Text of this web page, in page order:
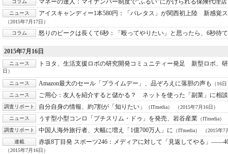
コラム マネーの達人： マイナンバー制度で“ふるい”にかけられる保険代理店
ニュース
アイスキャンディー1本580円： 「パレタス」が関西初上陸 新感覚
（2015年7月17日）
コラム
怒りのピークは長くて6秒： 「殴ってやりたい」と思ったら、6秒待て
2015年7月16日
ニュース
トヨタ、生活支援ロボの研究開発コミュニティー発足 新型ロボ、
日）
ニュース Amazon最大のセール「プライムデー」、品ぞろえに落胆の声も
（16
ニュース
ご用心： 友人を紹介すると儲かる？ ネットを使った「副業」に相
調査リポート 自分自身の情報、約7割が「知りたい」 （ITmedia）
（2015年7月16日）
ニュース
うす型小型コンロ「プチスリム・ドゥ」を発売、岩谷産業 （ITmedia）
調査リポート
中国人海外旅行者、大幅に増え「1億700万人」に （ITmedia）
（2015年
連載
赤坂8丁目発 スポーツ246： メディアに対して「見返してやる」
（2015年7月16日）